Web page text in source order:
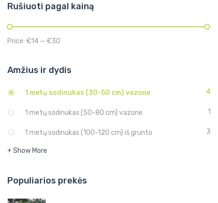
Rušiuoti pagal kainą
Price: €14 — €30
Amžius ir dydis
1 metų sodinukas (30-50 cm) vazone 4
1 metų sodinukas (50-80 cm) vazone 1
1 metų sodinukas (100-120 cm) iš grunto 3
+ Show More
Populiarios prekės